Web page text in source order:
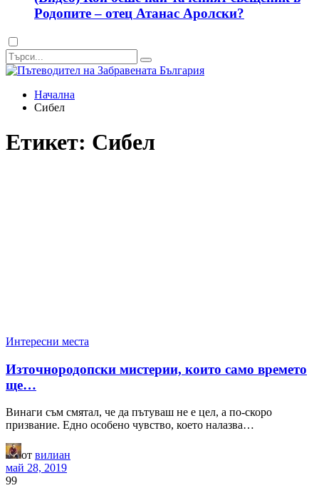
Родопите – отец Атанас Аролски?
Dark
mode
Начална
Сибел
Етикет: Сибел
Интересни места
Източнородопски мистерии, които само времето
ще…
Винаги съм смятал, че да пътуваш не е цел, а по-скоро
призвание. Едно особено чувство, което налазва…
от вилиан
май 28, 2019
99